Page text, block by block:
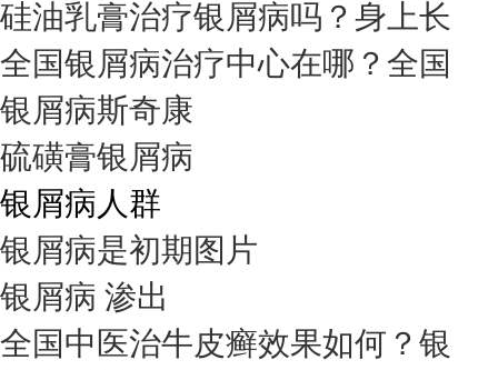
硅油乳膏治疗银屑病吗？身上长
全国银屑病治疗中心在哪？全国
银屑病斯奇康
硫磺膏银屑病
银屑病人群
银屑病是初期图片
银屑病 渗出
全国中医治牛皮癣效果如何？银